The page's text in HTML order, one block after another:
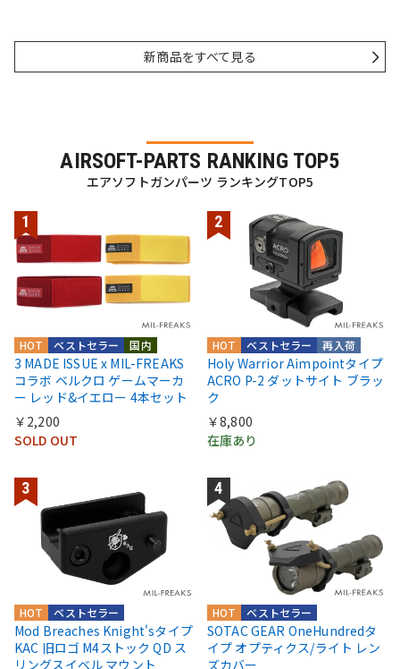
新商品をすべて見る
AIRSOFT-PARTS RANKING TOP5
エアソフトガンパーツ ランキングTOP5
国内
ベストセラー
HOT
3 MADE ISSUE x MIL-FREAKS
コラボ ベルクロ ゲームマーカ
ー レッド&イエロー 4本セット
￥2,200
SOLD OUT
再入荷
ベストセラー
HOT
Holy Warrior Aimpointタイプ
ACRO P-2 ダットサイト ブラッ
ク
￥8,800
在庫あり
ベストセラー
HOT
Mod Breaches Knight'sタイプ
KAC 旧ロゴ M4ストック QD ス
リングスイベル マウント
ベストセラー
HOT
SOTAC GEAR OneHundredタ
イプ オプティクス/ライト レン
ズカバー